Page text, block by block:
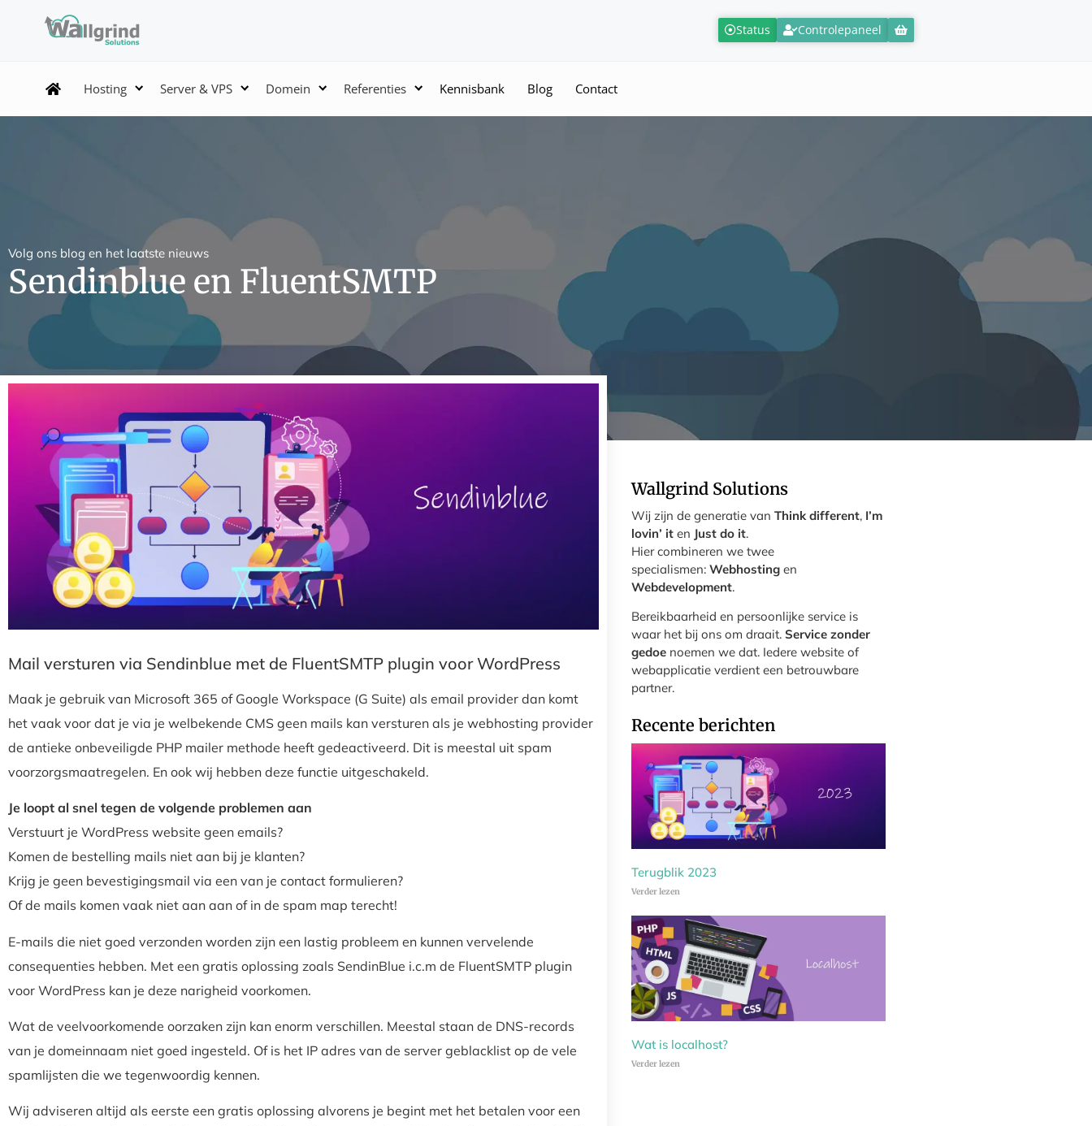
Status Controlepaneel
Hosting Server & VPS Domein Referenties Kennisbank Blog Contact
Volg ons blog en het laatste nieuws
Sendinblue en FluentSMTP
Mail versturen via Sendinblue met de FluentSMTP plugin voor WordPress
Maak je gebruik van Microsoft 365 of Google Workspace (G Suite) als email provider dan komt
het vaak voor dat je via je welbekende CMS geen mails kan versturen als je webhosting provider
de antieke onbeveiligde PHP mailer methode heeft gedeactiveerd. Dit is meestal uit spam
voorzorgsmaatregelen. En ook wij hebben deze functie uitgeschakeld.
Je loopt al snel tegen de volgende problemen aan
Verstuurt je WordPress website geen emails?
Komen de bestelling mails niet aan bij je klanten?
Krijg je geen bevestigingsmail via een van je contact formulieren?
Of de mails komen vaak niet aan aan of in de spam map terecht!
E-mails die niet goed verzonden worden zijn een lastig probleem en kunnen vervelende
consequenties hebben. Met een gratis oplossing zoals SendinBlue i.c.m de FluentSMTP plugin
voor WordPress kan je deze narigheid voorkomen.
Wat de veelvoorkomende oorzaken zijn kan enorm verschillen. Meestal staan de DNS-records
van je domeinnaam niet goed ingesteld. Of is het IP adres van de server geblacklist op de vele
spamlijsten die we tegenwoordig kennen.
Wij adviseren altijd als eerste een gratis oplossing alvorens je begint met het betalen voor een
Wallgrind Solutions
Wij zijn de generatie van Think different, I’m
lovin’ iten Just do it.
Hier combineren we twee
specialismen: Webhosting en
Webdevelopment.
Bereikbaarheid en persoonlijke service is
waar het bij ons om draait. Service zonder
gedoenoemen we dat. Iedere website of
webapplicatie verdient een betrouwbare
partner.
Recente berichten
Terugblik 2023
Verder lezen
Wat is localhost?
Verder lezen